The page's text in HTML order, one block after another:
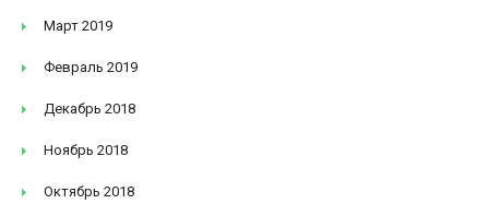
Март 2019
Февраль 2019
Декабрь 2018
Ноябрь 2018
Октябрь 2018